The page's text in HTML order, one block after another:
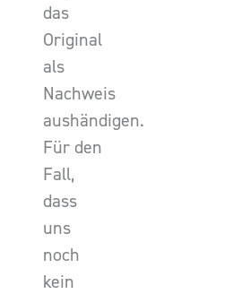
das
Original
als
Nachweis
aushändigen.
Für den
Fall,
dass
uns
noch
kein